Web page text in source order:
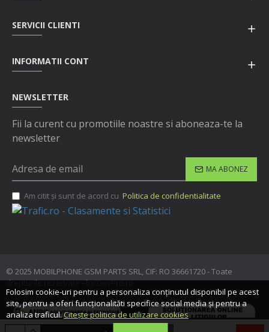
SERVICII CLIENTI
INFORMATII CONT
NEWSLETTER
Fii la curent cu promotiile noastre si aboneaza-te la
newsletter
MA ABONEZ
Am citit şi sunt de acord cu Politica de confidentialitate
© 2025 MOBILPHONE GSM PARTS SRL, CIF: RO 36661720 - Toate
drepturile rezervate - by DevPro.ro
Folosim cookie-uri pentru a personaliza conținutul disponibil pe acest
site, pentru a oferi funcționalităti specifice social media și pentru a
analiza traficul.Citește politica de utilizare cookies